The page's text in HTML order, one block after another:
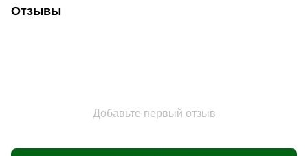
Отзывы
Добавьте первый отзыв